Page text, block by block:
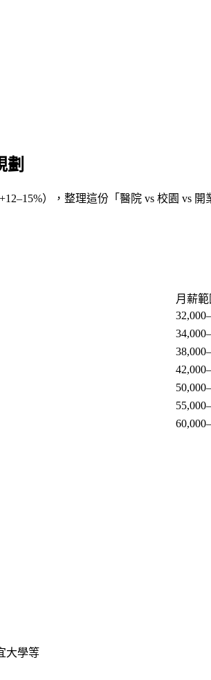
劃
），整理這份「醫院 vs 校園 vs
月薪範
大學等